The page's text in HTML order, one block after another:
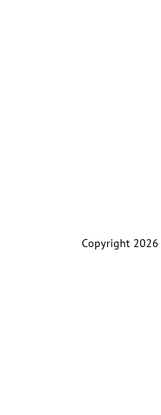
Copyright 2026